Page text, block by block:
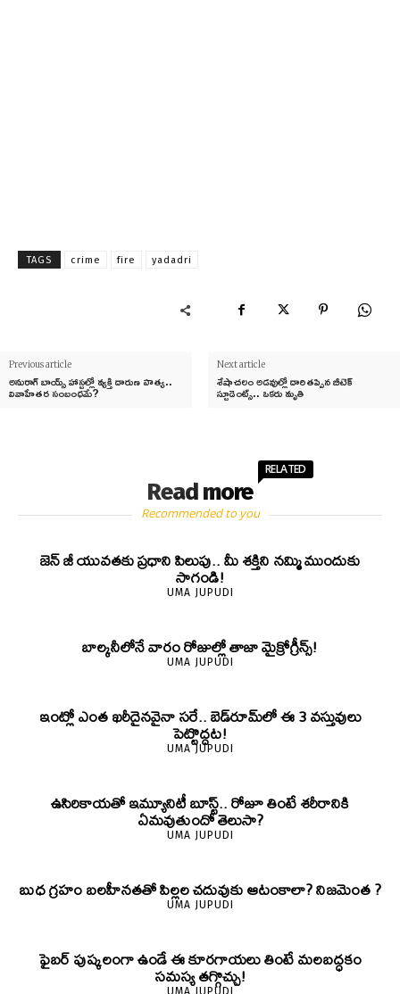
TAGS crime fire yadadri
Previous article
అనురాగ్ బాయ్స్ హాస్టల్లో వ్యక్తి దారుణ హత్య..
వివాహేతర సంబంధమే?
Next article
శేషాచలం అడవుల్లో దారితప్పిన బీటెక్
స్టూడెంట్స్.. ఒకరు మృతి
Read more
RELATED
Recommended to you
జెన్‌ జీ యువతకు ప్రధాని పిలుపు.. మీ శక్తిని నమ్మి ముందుకు
సాగండి!
UMA JUPUDI
బాల్కనీలోనే వారం రోజుల్లో తాజా మైక్రోగ్రీన్స్‌!
UMA JUPUDI
ఇంట్లో ఎంత ఖరీదైనవైనా సరే.. బెడ్‌రూమ్‌లో ఈ 3 వస్తువులు
పెట్టొద్దట!
UMA JUPUDI
ఉసిరికాయతో ఇమ్యూనిటీ బూస్ట్‌.. రోజూ తింటే శరీరానికి
ఏమవుతుందో తెలుసా?
UMA JUPUDI
బుధ గ్రహం బలహీనతతో పిల్లల చదువుకు ఆటంకాలా? నిజమెంత ?
UMA JUPUDI
ఫైబర్‌ పుష్కలంగా ఉండే ఈ కూరగాయలు తింటే మలబద్ధకం
సమస్య తగ్గొచ్చు!
UMA JUPUDI